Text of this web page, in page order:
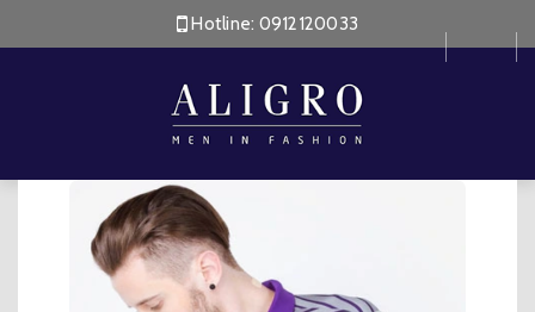
Hotline: 0912120033